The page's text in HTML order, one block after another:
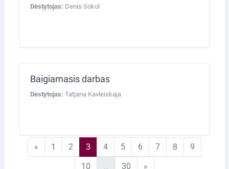
Dėstytojas: Denis Sokol
Baigiamasis darbas
Dėstytojas: Tatjana Kavleiskaja
« Ankstesnis puslapis
1 1 puslapis
2 2 puslapis
3 3 puslapis
44 puslapis
55 puslapis
6 6 puslapis
77 puslapis
8 8 puslapis
9
1010 puslapis
3030 puslapis
»Kitas puslapis